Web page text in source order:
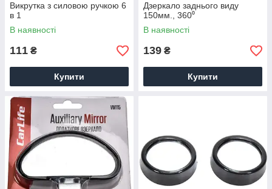
Викрутка з силовою ручкою 6
в 1
В наявності
111 ₴
Купити
Дзеркало заднього виду
150мм., 360⁰
В наявності
139 ₴
Купити